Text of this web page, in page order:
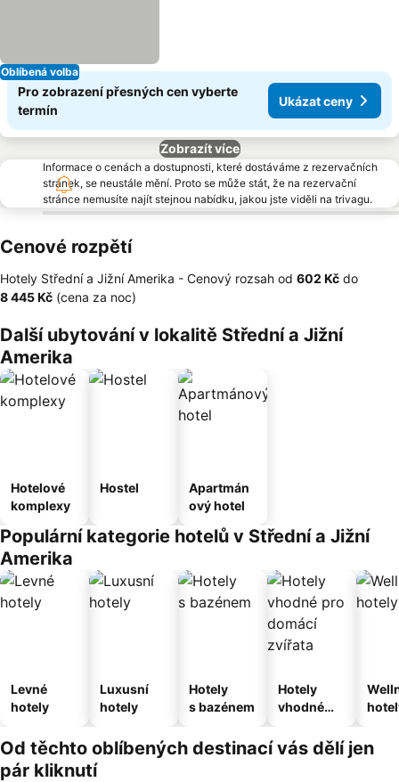
Oblíbená volba
Pro zobrazení přesných cen vyberte
termín
Ukázat ceny
Zobrazít více
Informace o cenách a dostupnosti, které dostáváme z rezervačních
stránek, se neustále mění. Proto se může stát, že na rezervační
stránce nemusíte najít stejnou nabídku, jakou jste viděli na trivagu.
Cenové rozpětí
Hotely Střední a Jižní Amerika - Cenový rozsah od ‎602 Kč do
‎8 445 Kč (cena za noc)
Další ubytování v lokalitě Střední a Jižní
Amerika
Hotelové
komplexy
Hostel
Apartmán
ový hotel
Populární kategorie hotelů v Střední a Jižní
Amerika
Levné
hotely
Luxusní
hotely
Hotely
s bazénem
Hotely
vhodné
domácí
zvířata
Od těchto oblíbených destinací vás dělí jen
pár kliknutí